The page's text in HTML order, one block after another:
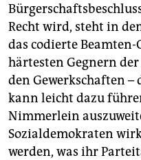
verlag
verlag
veranstaltungen
shop
fragen & hilfe
unterstützen
Recht wird, steht in
das codierte
härtesten Gegnern
den Gewerkschaften –
kann leicht dazu
Nimmerlein
Sozialdemokraten
werden, was ihr